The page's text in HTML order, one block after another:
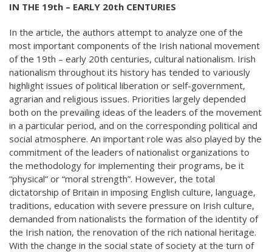
IN THE 19th – EARLY 20th CENTURIES
In the article, the authors attempt to analyze one of the
most important components of the Irish national movement
of the 19th – early 20th centuries, cultural nationalism. Irish
nationalism throughout its history has tended to variously
highlight issues of political liberation or self-government,
agrarian and religious issues. Priorities largely depended
both on the prevailing ideas of the leaders of the movement
in a particular period, and on the corresponding political and
social atmosphere. An important role was also played by the
commitment of the leaders of nationalist organizations to
the methodology for implementing their programs, be it
“physical” or “moral strength”. However, the total
dictatorship of Britain in imposing English culture, language,
traditions, education with severe pressure on Irish culture,
demanded from nationalists the formation of the identity of
the Irish nation, the renovation of the rich national heritage.
With the change in the social state of society at the turn of